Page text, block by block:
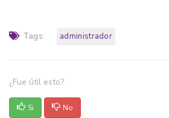
Tags: administrador
¿Fue útil esto?
Si No